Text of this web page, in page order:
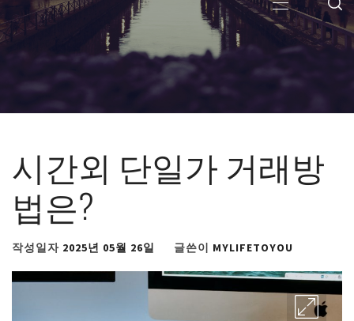
주
메
뉴
시간외 단일가 거래방
법은?
작성일자 2025년 05월 26일 글쓴이 MYLIFETOYOU